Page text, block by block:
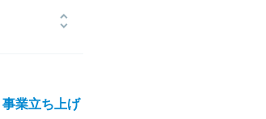
大学院工学系
る」。
事業立ち上げ